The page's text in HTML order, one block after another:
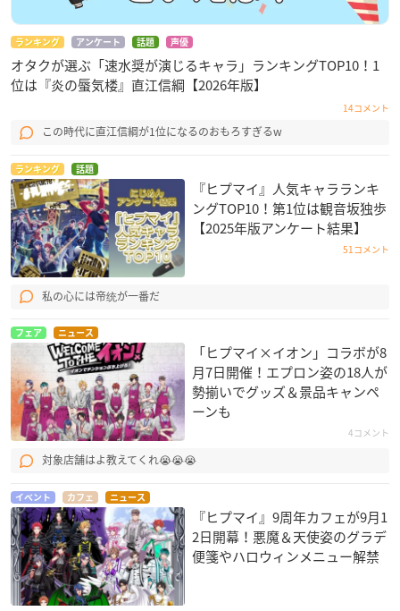
ランキング アンケート 話題 声優
オタクが選ぶ「速水奨が演じるキャラ」ランキングTOP10！1
位は『炎の蜃気楼』直江信綱【2026年版】
14コメント
この時代に直江信綱が1位になるのおもろすぎるw
ランキング 話題
『ヒプマイ』人気キャラランキ
ングTOP10！第1位は観音坂独歩
【2025年版アンケート結果】
51コメント
私の心には帝统が一番だ
フェア ニュース
「ヒプマイ×イオン」コラボが8
月7日開催！エプロン姿の18人が
勢揃いでグッズ＆景品キャンペ
ーンも
4コメント
対象店舗はよ教えてくれ😭😭😭
イベント カフェ ニュース
『ヒプマイ』9周年カフェが9月1
2日開幕！悪魔＆天使姿のグラデ
便箋やハロウィンメニュー解禁